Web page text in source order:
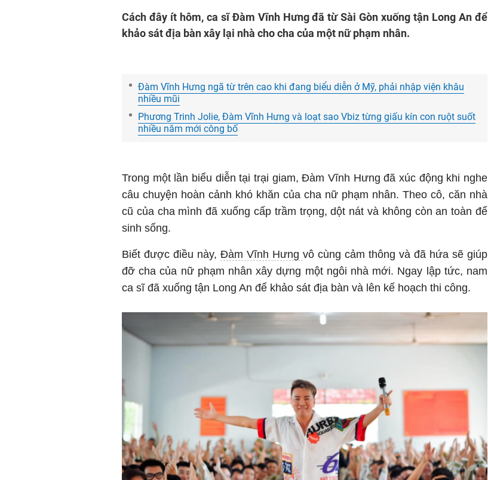
Cách đây ít hôm, ca sĩ Đàm Vĩnh Hưng đã từ Sài Gòn xuống tận Long An để
khảo sát địa bàn xây lại nhà cho cha của một nữ phạm nhân.
Đàm Vĩnh Hưng ngã từ trên cao khi đang biểu diễn ở Mỹ, phải nhập viện khâu
nhiều mũi
Phương Trinh Jolie, Đàm Vĩnh Hưng và loạt sao Vbiz từng giấu kín con ruột suốt
nhiều năm mới công bố
Trong một lần biểu diễn tại trại giam, Đàm Vĩnh Hưng đã xúc động khi nghe
câu chuyện hoàn cảnh khó khăn của cha nữ phạm nhân. Theo cô, căn nhà
cũ của cha mình đã xuống cấp trầm trọng, dột nát và không còn an toàn để
sinh sống.
Biết được điều này, Đàm Vĩnh Hưng vô cùng cảm thông và đã hứa sẽ giúp
đỡ cha của nữ phạm nhân xây dựng một ngôi nhà mới. Ngay lập tức, nam
ca sĩ đã xuống tận Long An để khảo sát địa bàn và lên kế hoạch thi công.